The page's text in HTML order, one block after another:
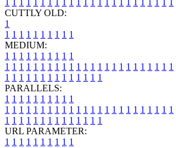
CUTTLY OLD:
1
1 1 1 1 1 1 1 1 1 1
MEDIUM:
1 1 1 1 1 1 1 1 1 1
1 1 1 1 1 1 1 1 1 1 1 1 1 1 1 1 1 1 1 1 1 1 1 1
1 1 1 1 1 1 1 1 1 1 1 1 1 1
PARALLELS:
1 1 1 1 1 1 1 1 1 1
1 1 1 1 1 1 1 1 1 1 1 1 1 1 1 1 1 1 1 1 1 1 1 1
1 1 1 1 1 1 1 1 1 1 1 1 1 1
URL PARAMETER:
1 1 1 1 1 1 1 1 1 1